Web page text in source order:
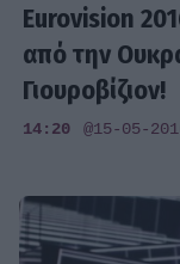
Eurovision
από την
Γιουροβίζιον!
14:20 @15-05-